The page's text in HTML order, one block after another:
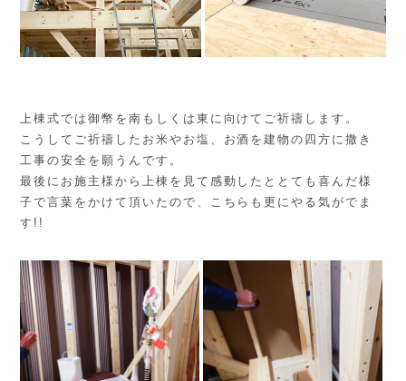
上棟式では御幣を南もしくは東に向けてご祈禱します。
こうしてご祈禱したお米やお塩、お酒を建物の四方に撒き
工事の安全を願うんです。
最後にお施主様から上棟を見て感動したととても喜んだ様
子で言葉をかけて頂いたので、こちらも更にやる気がでま
す!!